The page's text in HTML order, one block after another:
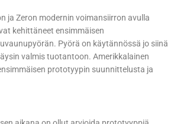
ja Zeron modernin voimansiirron avulla
kehittäneet ensimmäisen
Pyörä on käytännössä jo siinä
valmis tuotantoon. Amerikkalainen
prototyypin suunnittelusta ja